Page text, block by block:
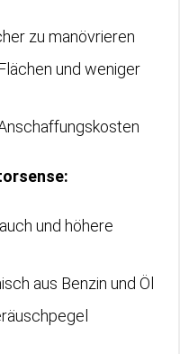
zu manövrieren
und weniger
und höhere
aus Benzin und Öl